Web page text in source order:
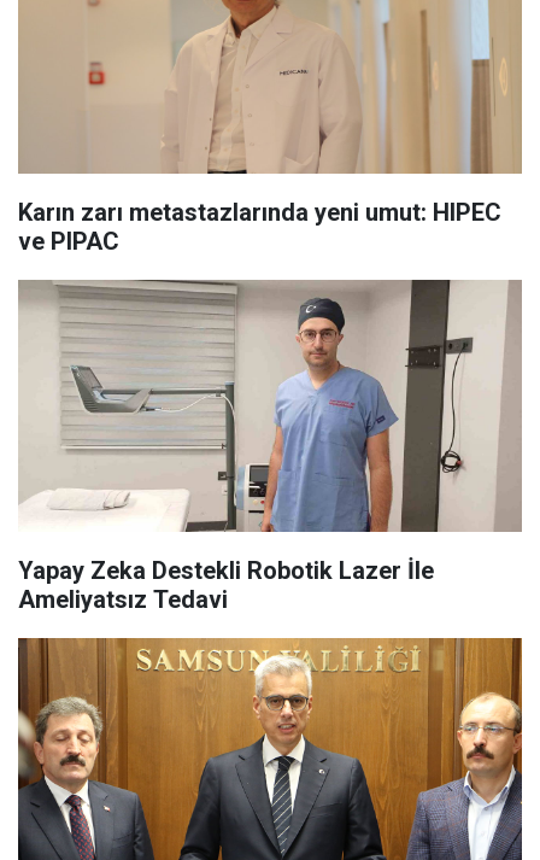
Karın zarı metastazlarında yeni umut: HIPEC
ve PIPAC
Yapay Zeka Destekli Robotik Lazer İle
Ameliyatsız Tedavi